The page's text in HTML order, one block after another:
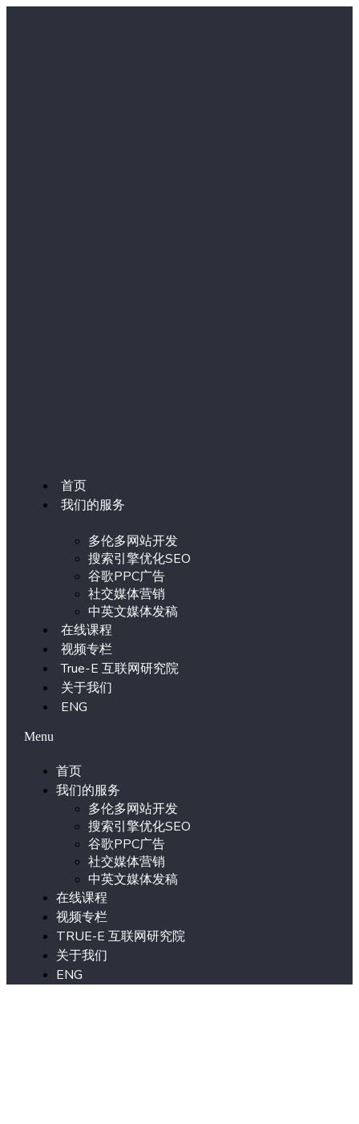
首页
我们的服务
多伦多网站开发
搜索引擎优化SEO
谷歌PPC广告
社交媒体营销
中英文媒体发稿
在线课程
视频专栏
True-E 互联网研究院
关于我们
ENG
Menu
首页
我们的服务
多伦多网站开发
搜索引擎优化SEO
谷歌PPC广告
社交媒体营销
中英文媒体发稿
在线课程
视频专栏
TRUE-E 互联网研究院
关于我们
ENG